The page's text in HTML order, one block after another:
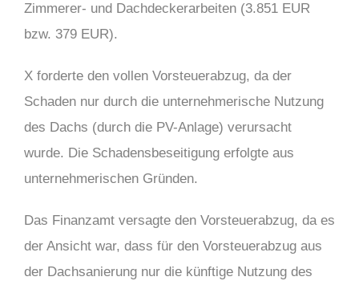
Zimmerer- und Dachdeckerarbeiten (3.851 EUR
bzw. 379 EUR).
X forderte den vollen Vorsteuerabzug, da der
Schaden nur durch die unternehmerische Nutzung
des Dachs (durch die PV-Anlage) verursacht
wurde. Die Schadensbeseitigung erfolgte aus
unternehmerischen Gründen.
Das Finanzamt versagte den Vorsteuerabzug, da es
der Ansicht war, dass für den Vorsteuerabzug aus
der Dachsanierung nur die künftige Nutzung des